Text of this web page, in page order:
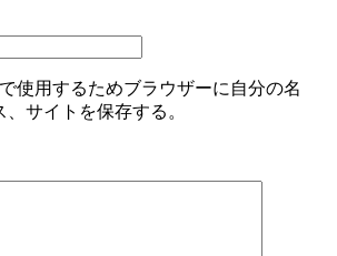
使用するためブラウザーに自分の名
サイトを保存する。